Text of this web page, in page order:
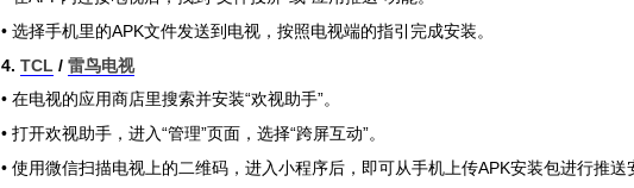
• 选择手机里的APK文件发送到电视，按照电视端的指引完成安装。
4. TCL / 雷鸟电视
• 在电视的应用商店里搜索并安装“欢视助手”。
• 打开欢视助手，进入“管理”页面，选择“跨屏互动”。
• 使用微信扫描电视上的二维码，进入小程序后，即可从手机上传APK安装包进行推送